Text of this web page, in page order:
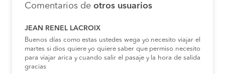
Comentarios de otros usuarios
JEAN RENEL LACROIX
Buenos días como estas ustedes wega yo necesito viajar el
martes si dios quiere yo quiere saber que permiso necesito
para viajar arica y cuando salir el pasaje y la hora de salida
gracias